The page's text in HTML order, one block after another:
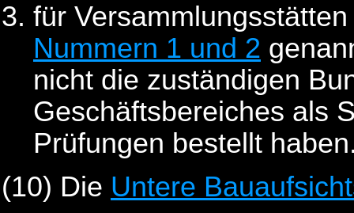
für
Nummern 1 und 2
nicht die zuständigen
Geschäftsbereiches als
Prüfungen bestellt
(10) Die Untere